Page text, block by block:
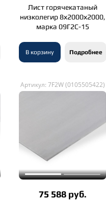
Лист горячекатаный
низколегир 8х2000х2000,
марка 09Г2С-15
В корзину Подробнее
Артикул: 7F2W (0105505422)
75 588 руб.